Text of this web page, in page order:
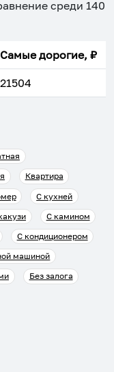
среди 140
Самые дорогие, ₽
21504
Квартира
С кухней
С камином
С кондиционером
машиной
Без залога